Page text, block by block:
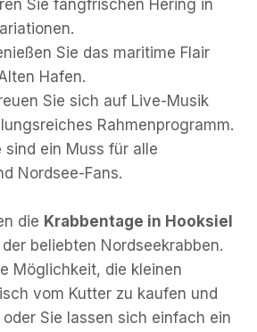
Sie fangfrischen Hering in
Sie das maritime Flair
Hafen.
Sie sich auf Live-Musik
Rahmenprogramm.
sind ein Muss für alle
Nordsee-Fans.
die Krabbentage in Hooksiel
beliebten Nordseekrabben.
Möglichkeit, die kleinen
vom Kutter zu kaufen und
Sie lassen sich einfach ein